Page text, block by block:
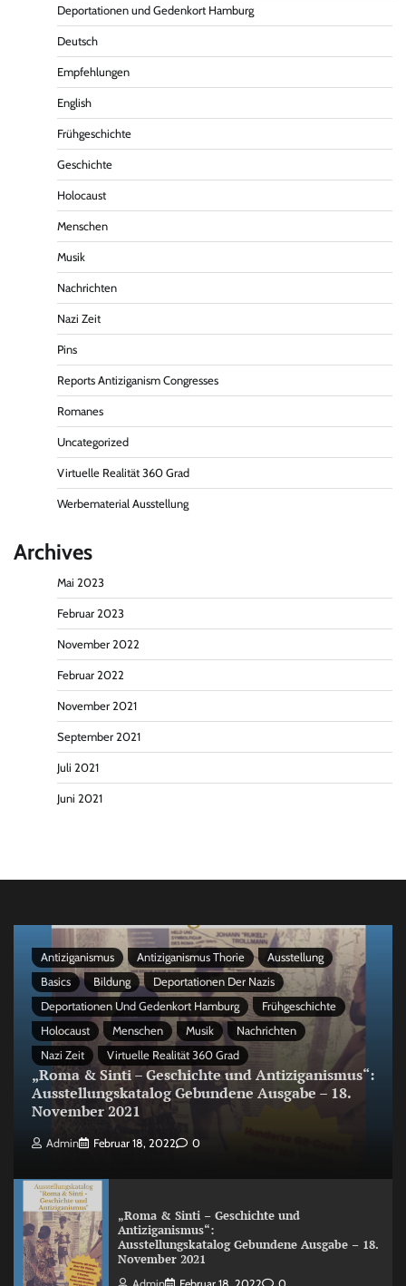
Deportationen und Gedenkort Hamburg
Deutsch
Empfehlungen
English
Frühgeschichte
Geschichte
Holocaust
Menschen
Musik
Nachrichten
Nazi Zeit
Pins
Reports Antiziganism Congresses
Romanes
Uncategorized
Virtuelle Realität 360 Grad
Werbematerial Ausstellung
Archives
Mai 2023
Februar 2023
November 2022
Februar 2022
November 2021
September 2021
Juli 2021
Juni 2021
Antiziganismus Antiziganismus Thorie
Ausstellung
Basics
Bildung
Deportationen Der Nazis
Deportationen Und Gedenkort Hamburg
Frühgeschichte
Holocaust
Menschen Musik
Nachrichten
Nazi Zeit
Virtuelle Realität 360 Grad
„Roma & Sinti – Geschichte und Antiziganismus“:
Ausstellungskatalog Gebundene Ausgabe – 18.
November 2021
Admin Februar 18, 2022 0
„Roma & Sinti – Geschichte und
Antiziganismus“:
Ausstellungskatalog Gebundene Ausgabe – 18.
November 2021